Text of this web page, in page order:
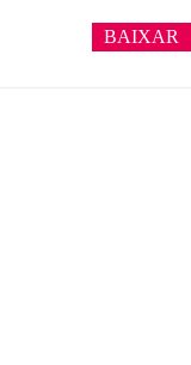
BAIXAR